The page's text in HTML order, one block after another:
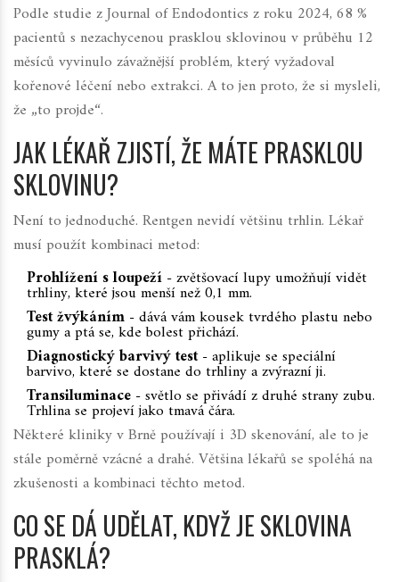
Podle studie zJournal of Endodontics z roku 2024, 68 %
pacientů s nezachycenou prasklou sklovinou v průběhu 12
měsíců vyvinulo závažnější problém, který vyžadoval
kořenové léčení nebo extrakci. A to jen proto, že si mysleli,
že „to projde“.
JAK LÉKAŘ ZJISTÍ, ŽE MÁTE PRASKLOU
SKLOVINU?
Není to jednoduché. Rentgen nevidí většinu trhlin. Lékař
musí použít kombinaci metod:
Prohlížení s loupeží - zvětšovací lupy umožňují vidět
trhliny, které jsou menší než 0,1 mm.
Test žvýkáním - dává vám kousek tvrdého plastu nebo
gumy a ptá se, kde bolest přichází.
Diagnostický barvivý test- aplikuje se speciální
barvivo, které se dostane do trhliny a zvýrazní ji.
Transiluminace - světlo se přivádí z druhé strany zubu.
Trhlina se projeví jako tmavá čára.
Některé kliniky v Brně používají i 3D skenování, ale to je
stále poměrně vzácné a drahé. Většina lékařů se spoléhá na
zkušenosti a kombinaci těchto metod.
CO SE DÁ UDĚLAT, KDYŽ JE SKLOVINA
PRASKLÁ?